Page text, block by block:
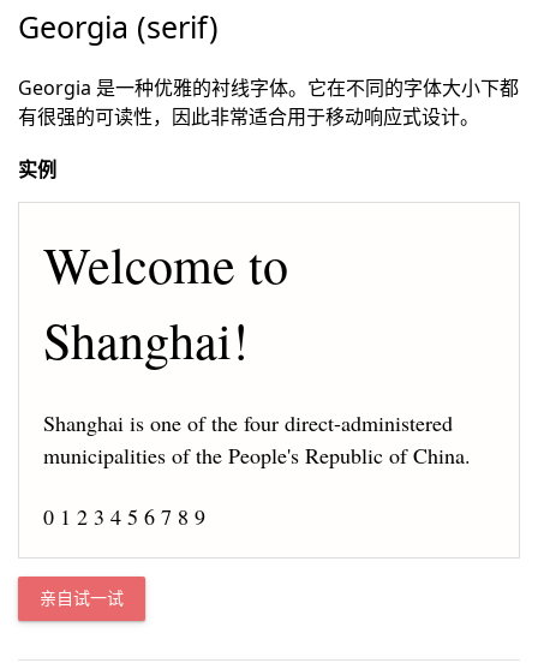
Georgia (serif)
Georgia 是一种优雅的衬线字体。它在不同的字体大小下都
有很强的可读性，因此非常适合用于移动响应式设计。
实例
Welcome to
Shanghai!
Shanghai is one of the four direct-administered
municipalities of the People's Republic of China.
0 1 2 3 4 5 6 7 8 9
亲自试一试